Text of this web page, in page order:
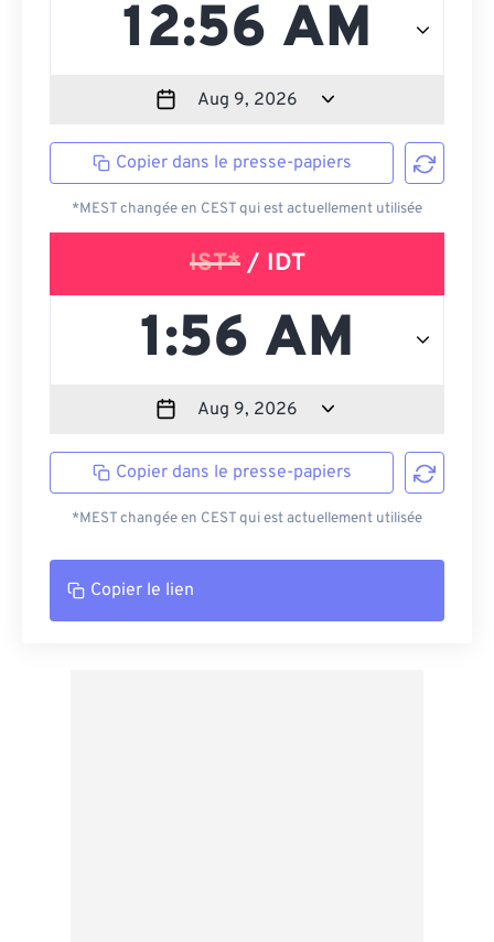
Copier dans le presse-papiers
*MEST changée en CEST qui est actuellement utilisée
IST*/ IDT
Copier dans le presse-papiers
*MEST changée en CEST qui est actuellement utilisée
Copier le lien